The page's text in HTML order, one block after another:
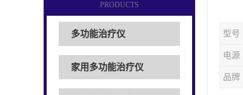
PRODUCTS
多功能治疗仪
家用多功能治疗仪
型号
电源
品牌